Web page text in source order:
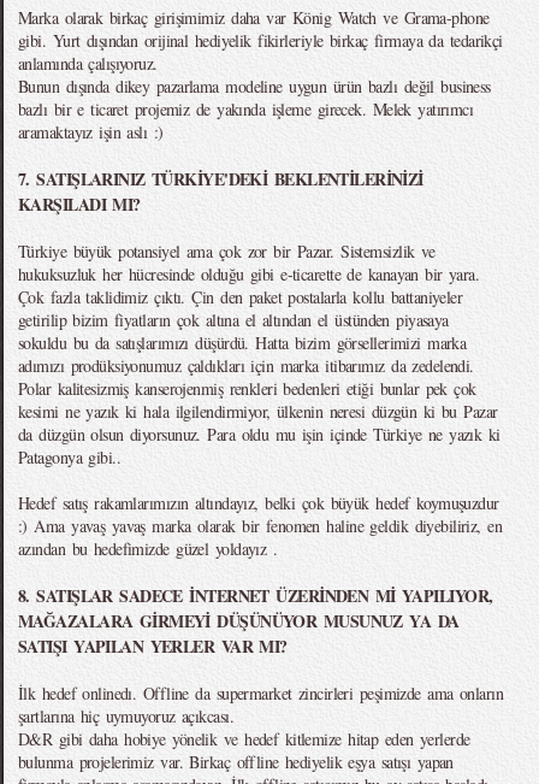
Marka olarak birkaç girişimimiz daha var König Watch ve Grama-phone
gibi. Yurt dışından orijinal hediyelik fikirleriyle birkaç firmaya da tedarikçi
anlamında çalışıyoruz.
Bunun dışında dikey pazarlama modeline uygun ürün bazlı değil business
bazlı bir e ticaret projemiz de yakında işleme girecek. Melek yatırımcı
aramaktayız işin aslı :)
7. SATIŞLARINIZ TÜRKİYE'DEKİ BEKLENTİLERİNİZİ
KARŞILADI MI?
Türkiye büyük potansiyel ama çok zor bir Pazar. Sistemsizlik ve
hukuksuzluk her hücresinde olduğu gibi e-ticarette de kanayan bir yara.
Çok fazla taklidimiz çıktı. Çin den paket postalarla kollu battaniyeler
getirilip bizim fiyatların çok altına el altından el üstünden piyasaya
sokuldu bu da satışlarımızı düşürdü. Hatta bizim görsellerimizi marka
adımızı prodüksiyonumuz çaldıkları için marka itibarımız da zedelendi.
Polar kalitesizmiş kanserojenmiş renkleri bedenleri etiği bunlar pek çok
kesimi ne yazık ki hala ilgilendirmiyor, ülkenin neresi düzgün ki bu Pazar
da düzgün olsun diyorsunuz. Para oldu mu işin içinde Türkiye ne yazık ki
Patagonya gibi..
Hedef satış rakamlarımızın altındayız, belki çok büyük hedef koymuşuzdur
:) Ama yavaş yavaş marka olarak bir fenomen haline geldik diyebiliriz, en
azından bu hedefimizde güzel yoldayız .
8. SATIŞLAR SADECE İNTERNET ÜZERİNDEN Mİ YAPILIYOR,
MAĞAZALARA GİRMEYİ DÜŞÜNÜYOR MUSUNUZ YA DA
SATIŞI YAPILAN YERLER VAR MI?
İlk hedef onlinedı. Offline da supermarket zincirleri peşimizde ama onların
şartlarına hiç uymuyoruz açıkcası.
D&R gibi daha hobiye yönelik ve hedef kitlemize hitap eden yerlerde
bulunma projelerimiz var. Birkaç offline hediyelik eşya satışı yapan